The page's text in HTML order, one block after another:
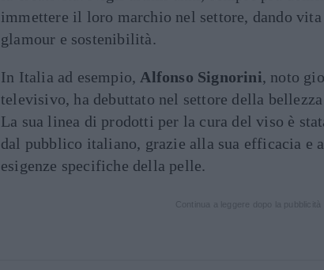
immettere il loro marchio nel settore, dando vita
glamour e sostenibilità.
In Italia ad esempio, Alfonso Signorini, noto
televisivo, ha debuttato nel settore della
La sua linea di prodotti per la cura del viso è
dal pubblico italiano, grazie alla sua efficacia e
esigenze specifiche della pelle.